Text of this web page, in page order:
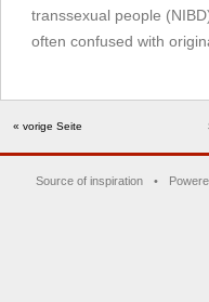
transsexual people
often confused with
« vorige Seite
Source of inspiration •